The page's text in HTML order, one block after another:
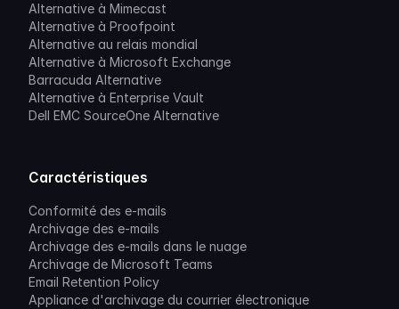
Alternative à Mimecast
Alternative à Proofpoint
Alternative au relais mondial
Alternative à Microsoft Exchange
Barracuda Alternative
Alternative à Enterprise Vault
Dell EMC SourceOne Alternative
Caractéristiques
Conformité des e-mails
Archivage des e-mails
Archivage des e-mails dans le nuage
Archivage de Microsoft Teams
Email Retention Policy
Appliance d'archivage du courrier électronique